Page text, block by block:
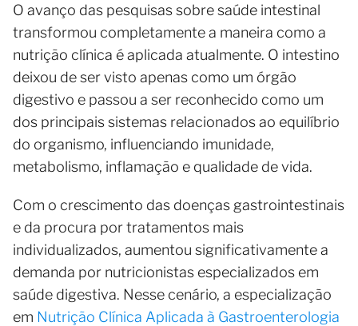
O avanço das pesquisas sobre saúde intestinal
transformou completamente a maneira como a
nutrição clínica é aplicada atualmente. O intestino
deixou de ser visto apenas como um órgão
digestivo e passou a ser reconhecido como um
dos principais sistemas relacionados ao equilíbrio
do organismo, influenciando imunidade,
metabolismo, inflamação e qualidade de vida.
Com o crescimento das doenças gastrointestinais
e da procura por tratamentos mais
individualizados, aumentou significativamente a
demanda por nutricionistas especializados em
saúde digestiva. Nesse cenário, a especialização
em Nutrição Clínica Aplicada à Gastroenterologia